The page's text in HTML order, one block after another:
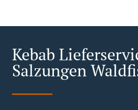
Kebab
Salzungen